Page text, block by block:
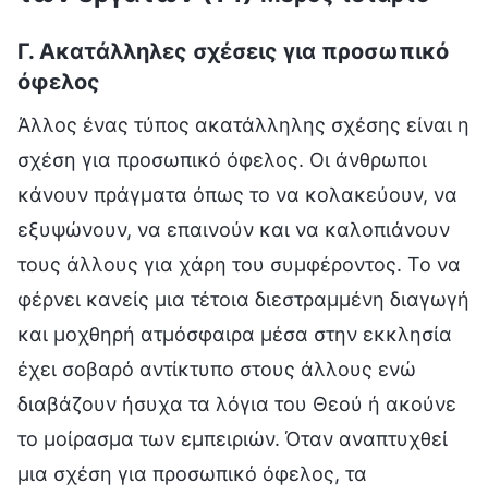
Γ. Ακατάλληλες σχέσεις για προσωπικό
όφελος
Άλλος ένας τύπος ακατάλληλης σχέσης είναι η
σχέση για προσωπικό όφελος. Οι άνθρωποι
κάνουν πράγματα όπως το να κολακεύουν, να
εξυψώνουν, να επαινούν και να καλοπιάνουν
τους άλλους για χάρη του συμφέροντος. Το να
φέρνει κανείς μια τέτοια διεστραμμένη διαγωγή
και μοχθηρή ατμόσφαιρα μέσα στην εκκλησία
έχει σοβαρό αντίκτυπο στους άλλους ενώ
διαβάζουν ήσυχα τα λόγια του Θεού ή ακούνε
το μοίρασμα των εμπειριών. Όταν αναπτυχθεί
μια σχέση για προσωπικό όφελος, τα